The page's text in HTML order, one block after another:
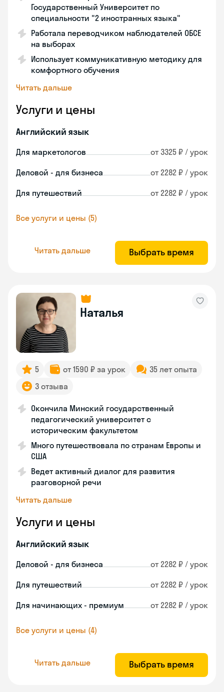
Государственный Университет по
специальности "2 иностранных языка"
Работала переводчиком наблюдателей ОБСЕ
на выборах
Использует коммуникативную методику для
комфортного обучения
Читать дальше
Услуги и цены
Английский язык
Для маркетологов от 3325 ₽ / урок
Деловой - для бизнеса от 2282 ₽ / урок
Для путешествий от 2282 ₽ / урок
Все услуги и цены (5)
Читать дальше Выбрать время
Наталья
5 от 1590 ₽ за урок
35 лет опыта
3 отзыва
Окончила Минский государственный
педагогический университет с
историческим факультетом
Много путешествовала по странам Европы и
США
Ведет активный диалог для развития
разговорной речи
Читать дальше
Услуги и цены
Английский язык
Деловой - для бизнеса от 2282 ₽ / урок
Для путешествий от 2282 ₽ / урок
Для начинающих - премиум от 2282 ₽ / урок
Все услуги и цены (4)
Читать дальше Выбрать время